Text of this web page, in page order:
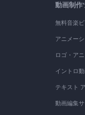
動画制作
無料音楽
アニメー
ロゴ・ア
イントロ
テキスト
動画編集サ